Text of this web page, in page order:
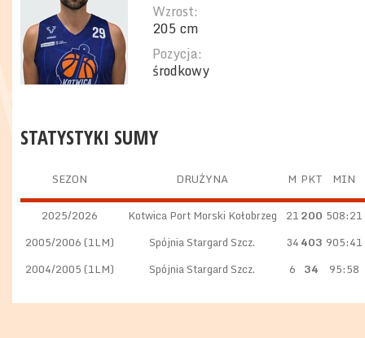
Wzrost:
205 cm
Pozycja:
środkowy
STATYSTYKI SUMY
SEZON DRUŻYNA M PKT MIN
2025/2026 Kotwica Port Morski Kołobrzeg 21200 508:21
2005/2006 (1LM)
Spójnia Stargard Szcz. 34403 905:41
2004/2005 (1LM)
Spójnia Stargard Szcz. 6 34 95:58